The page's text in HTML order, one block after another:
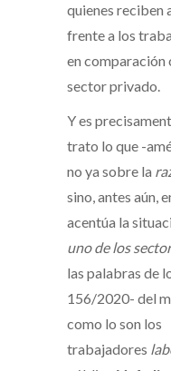
quienes reciben
frente a los
en comparación
sector privado.
Y es
trato lo que -
no ya sobre la
sino, antes aún,
acentúa la
uno de los
las palabras de
156/2020- del
como lo son los
trabajadores